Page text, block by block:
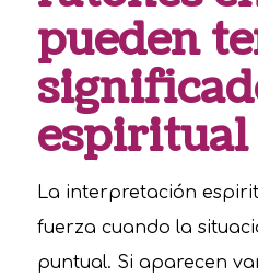
pueden
espiritual
La interpretación
fuerza cuando la
puntual. Si aparecen